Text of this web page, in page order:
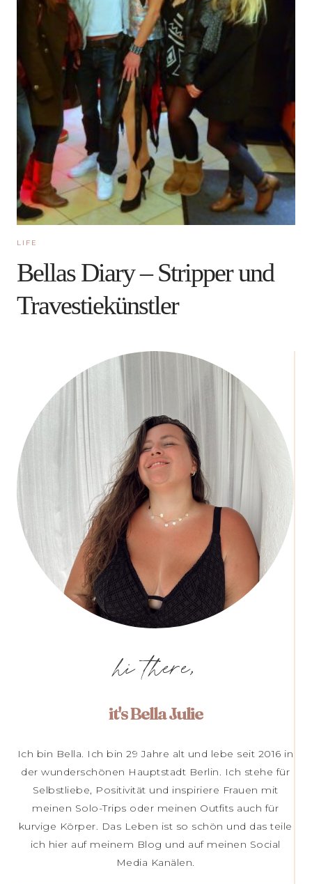
LIFE
Bellas Diary – Stripper und
Travestiekünstler
hi there,
it's Bella Julie
Ich bin Bella. Ich bin 29 Jahre alt und lebe seit 2016 in
der wunderschönen Hauptstadt Berlin. Ich stehe für
Selbstliebe, Positivität und inspiriere Frauen mit
meinen Solo-Trips oder meinen Outfits auch für
kurvige Körper. Das Leben ist so schön und das teile
ich hier auf meinem Blog und auf meinen Social
Media Kanälen.